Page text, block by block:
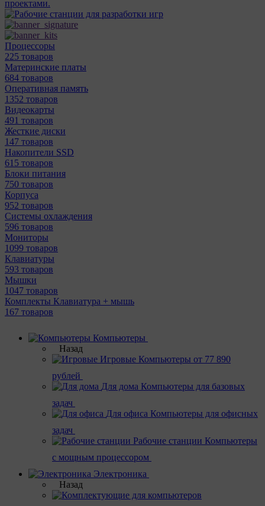
проектами.
Процессоры
225 товаров
Материнcкие платы
684 товаров
Оперативная память
1352 товаров
Видеокарты
491 товаров
Жесткие диски
147 товаров
Накопители SSD
615 товаров
Блоки питания
750 товаров
Корпуса
952 товаров
Системы охлаждения
596 товаров
Мониторы
1099 товаров
Клавиатуры
593 товаров
Мышки
1047 товаров
Комплекты Клавиатура + мышь
167 товаров
Компьютеры
Назад
Игровые Компьютеры от 77 890
рублей
Для дома Компьютеры для базовых
задач
Для офиса Компьютеры для офисных
задач
Рабочие станции Компьютеры
с мощным процессором
Электроника
Назад